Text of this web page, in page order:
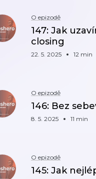
O epizodě
147: Jak
closing
22. 5. 2025 12 min
O epizodě
146: Bez
8. 5. 2025 11 min
O epizodě
145: Jak